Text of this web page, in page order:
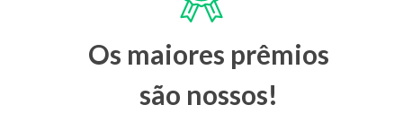
Os maiores prêmios
são nossos!